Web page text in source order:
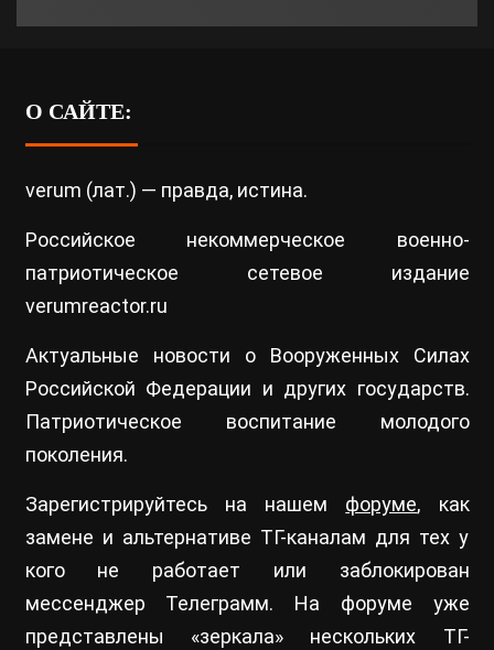
О САЙТЕ:
verum (лат.) — правда, истина.
Российское некоммерческое военно-
патриотическое сетевое издание
verumreactor.ru
Актуальные новости о Вооруженных Силах
Российской Федерации и других государств.
Патриотическое воспитание молодого
поколения.
Зарегистрируйтесь на нашем форуме, как
замене и альтернативе ТГ-каналам для тех у
кого не работает или заблокирован
мессенджер Телеграмм. На форуме уже
представлены «зеркала» нескольких ТГ-